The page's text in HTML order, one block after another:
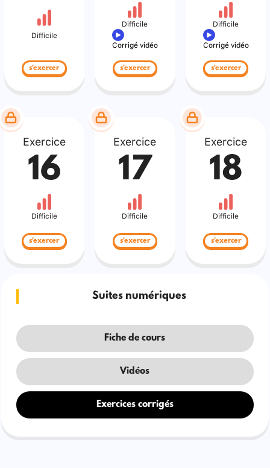
Difficile
s'exercer
Difficile
Corrigé vidéo
s'exercer
Difficile
Corrigé vidéo
s'exercer
Exercice
16
Difficile
s'exercer
Exercice
17
Difficile
s'exercer
Exercice
18
Difficile
s'exercer
Suites numériques
Fiche de cours
Vidéos
Exercices corrigés